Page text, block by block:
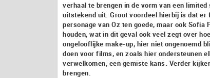
verhaal te brengen in de vorm van een
uitstekend uit. Groot voordeel hierbij is dat
personage van Oz ten goede, maar ook
houden, wat in dit geval ook veel zegt over
ongelooflijke make-up, hier niet ongenoemd
doen voor films, en zoals hier ondersteunen
verwelkomen, een gemiste kans. Verder
brengen.